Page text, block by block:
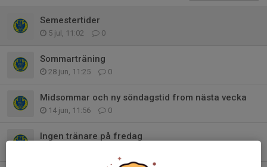
Semestertider
5 jul, 11:02 0
Sommarträning
28 jun, 11:25 0
Midsommar och ny söndagstid from nästa vecka
14 jun, 11:56 0
Ingen tränare på fredag